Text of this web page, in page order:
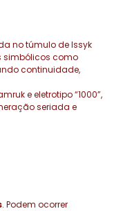
no túmulo de Issyk
simbólicos como
continuidade,
e eletrotipo “1000”,
seriada e
. Podem ocorrer